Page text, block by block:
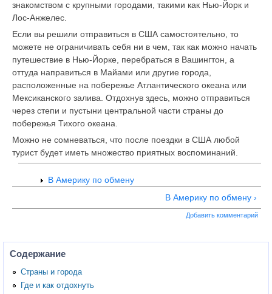
знакомством с крупными городами, такими как Нью-Йорк и
Лос-Анжелес.
Если вы решили отправиться в США самостоятельно, то
можете не ограничивать себя ни в чем, так как можно начать
путешествие в Нью-Йорке, перебраться в Вашингтон, а
оттуда направиться в Майами или другие города,
расположенные на побережье Атлантического океана или
Мексиканского залива. Отдохнув здесь, можно отправиться
через степи и пустыни центральной части страны до
побережья Тихого океана.
Можно не сомневаться, что после поездки в США любой
турист будет иметь множество приятных воспоминаний.
В Америку по обмену
В Америку по обмену ›
Добавить комментарий
Содержание
Страны и города
Где и как отдохнуть